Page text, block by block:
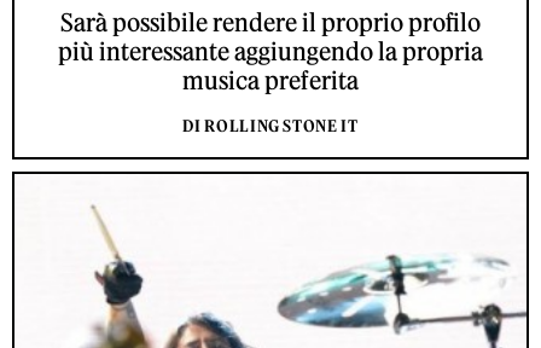
Sarà possibile rendere il proprio profilo
più interessante aggiungendo la propria
musica preferita
DI ROLLING STONE IT